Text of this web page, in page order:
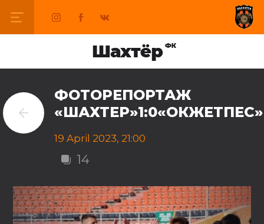
ФОТОРЕПОРТАЖ
«ШАХТЕР»1:0«ОКЖЕТПЕС»
19 April 2023, 21:00
14